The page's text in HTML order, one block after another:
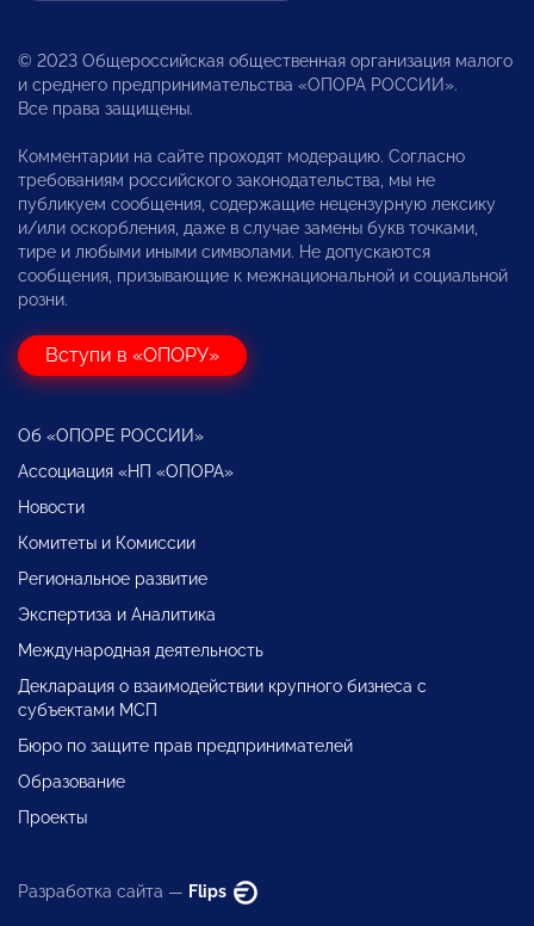
© 2023 Общероссийская общественная организация малого
и среднего предпринимательства «ОПОРА РОССИИ».
Все права защищены.
Комментарии на сайте проходят модерацию. Согласно
требованиям российского законодательства, мы не
публикуем сообщения, содержащие нецензурную лексику
и/или оскорбления, даже в случае замены букв точками,
тире и любыми иными символами. Не допускаются
сообщения, призывающие к межнациональной и социальной
розни.
Вступи в «ОПОРУ»
Об «ОПОРЕ РОССИИ»
Ассоциация «НП «ОПОРА»
Новости
Комитеты и Комиссии
Региональное развитие
Экспертиза и Аналитика
Международная деятельность
Декларация о взаимодействии крупного бизнеса с
субъектами МСП
Бюро по защите прав предпринимателей
Образование
Проекты
Разработка сайта — Flips